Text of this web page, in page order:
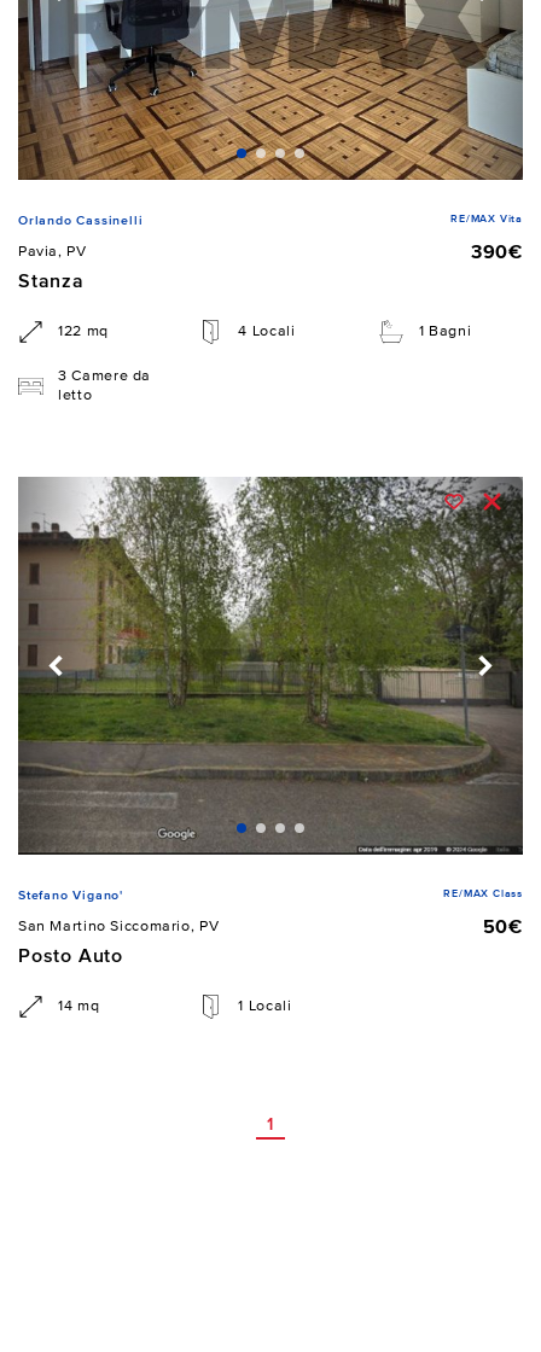
Orlando Cassinelli RE/MAX Vita
Pavia, PV
390€
Stanza
122 mq 4 Locali 1 Bagni
3 Camere da
letto
Stefano Vigano' RE/MAX Class
San Martino Siccomario, PV
50€
Posto Auto
14 mq 1 Locali
1